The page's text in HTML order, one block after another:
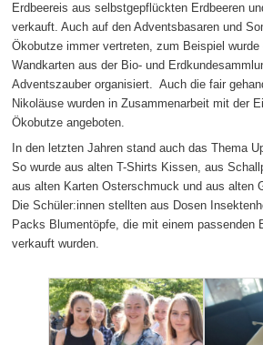
Erdbeereis aus selbstgepflückten Erdbeeren
verkauft. Auch auf den Adventsbasaren und
Ökobutze immer vertreten, zum Beispiel wurde
Wandkarten aus der Bio- und
Adventszauber organisiert. Auch die fair
Nikoläuse wurden in Zusammenarbeit mit der
Ökobutze angeboten.
In den letzten Jahren stand auch das Thema
So wurde aus alten T-Shirts Kissen, aus
aus alten Karten Osterschmuck und aus alten
Die Schüler:innen stellten aus Dosen
Packs Blumentöpfe, die mit einem passenden
verkauft wurden.